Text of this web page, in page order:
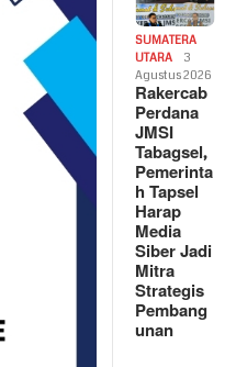
SUMATERA
UTARA
3
Agustus 2026
Rakercab
Perdana
JMSI
Tabagsel,
Pemerinta
h Tapsel
Harap
Media
Siber Jadi
Mitra
Strategis
Pembang
unan